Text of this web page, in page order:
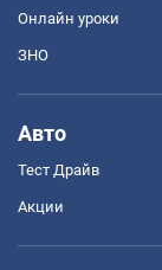
Онлайн уроки
ЗНО
Авто
Тест Драйв
Акции